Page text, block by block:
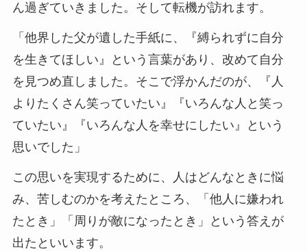
ん過ぎていきました。そして転機が訪れます。
「他界した父が遺した手紙に、『縛られずに自分
を生きてほしい』という言葉があり、改めて自分
を見つめ直しました。そこで浮かんだのが、『人
よりたくさん笑っていたい』『いろんな人と笑っ
ていたい』『いろんな人を幸せにしたい』という
思いでした」
この思いを実現するために、人はどんなときに悩
み、苦しむのかを考えたところ、「他人に嫌われ
たとき」「周りが敵になったとき」という答えが
出たといいます。